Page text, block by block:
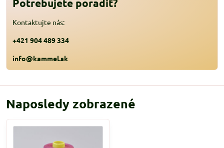
Kontaktujte nás:
+421 904 489 334
info@kammel.sk
Naposledy zobrazené